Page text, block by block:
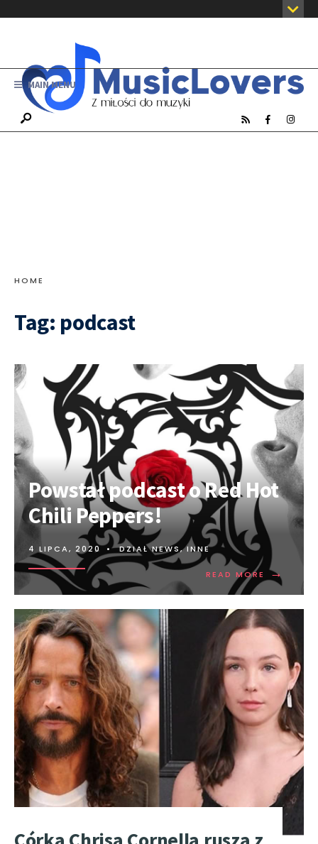
MAIN MENU
HOME
Tag: podcast
Powstał podcast o Red Hot
Chili Peppers!
4 LIPCA, 2020 • DZIAŁ NEWS,INNE
READ MORE →